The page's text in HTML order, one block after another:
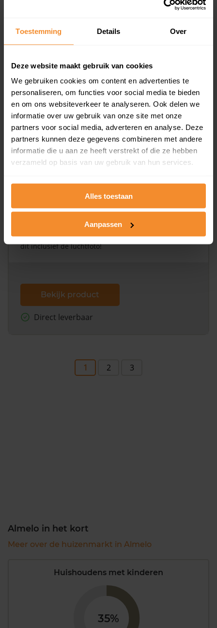
Toestemming Details Over
Deze website maakt gebruik van cookies
We gebruiken cookies om content en advertenties te
personaliseren, om functies voor social media te bieden
en om ons websiteverkeer te analyseren. Ook delen we
informatie over uw gebruik van onze site met onze
partners voor social media, adverteren en analyse. Deze
partners kunnen deze gegevens combineren met andere
informatie die u aan ze heeft verstrekt of die ze hebben
verzameld op basis van uw gebruik van hun services.
Alles toestaan
Aanpassen
Koopsommenoverzicht (1 jaar gratis
Inclusief 1 jaar gratis updates
inclusief een jaar lang gratis updates van nieuwe
koopsommen.
Bekijk product
Direct leverbaar
Kadastrale kaart pakket
Alleen globale ligging perceel
Een uitgebreid overzicht van het perceel en
omliggende percelen met de kadastrale erfgrenzen,
dit inclusief de luchtfoto!
Bekijk product
Direct leverbaar
1 2 3
Almelo in het kort
Meer over de huizenmarkt in Almelo
Huishoudens met kinderen
35%